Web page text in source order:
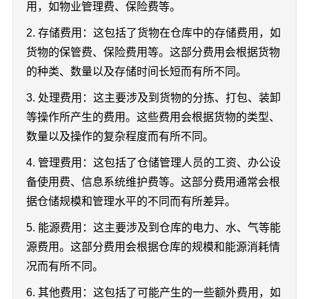
用，如物业管理费、保险费等。
2. 存储费用：这包括了货物在仓库中的存储费用，如
货物的保管费、保险费用等。这部分费用会根据货物
的种类、数量以及存储时间长短而有所不同。
3. 处理费用：这主要涉及到货物的分拣、打包、装卸
等操作所产生的费用。这些费用会根据货物的类型、
数量以及操作的复杂程度而有所不同。
4. 管理费用：这包括了仓储管理人员的工资、办公设
备使用费、信息系统维护费等。这部分费用通常会根
据仓储规模和管理水平的不同而有所差异。
5. 能源费用：这主要涉及到仓库的电力、水、气等能
源费用。这部分费用会根据仓库的规模和能源消耗情
况而有所不同。
6. 其他费用：这包括了可能产生的一些额外费用，如